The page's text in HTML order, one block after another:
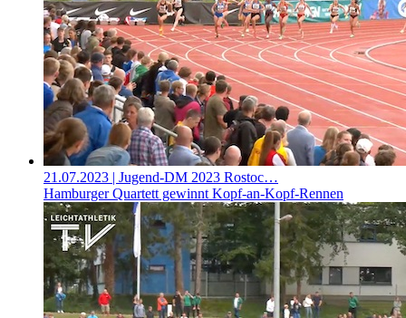
21.07.2023 | Jugend-DM 2023 Rostoc…
Hamburger Quartett gewinnt Kopf-an-Kopf-Rennen